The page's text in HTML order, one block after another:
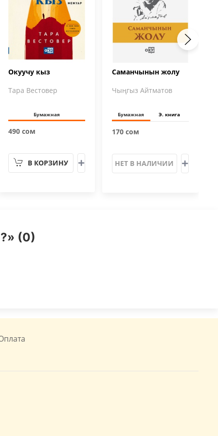
Окуучу кыз
Тара Вестовер
Бумажная
490 сом
В КОРЗИНУ
Саманчынын жолу
Чыңгыз Айтматов
Бумажная Э. книга
170 сом
НЕТ В НАЛИЧИИ
(0)